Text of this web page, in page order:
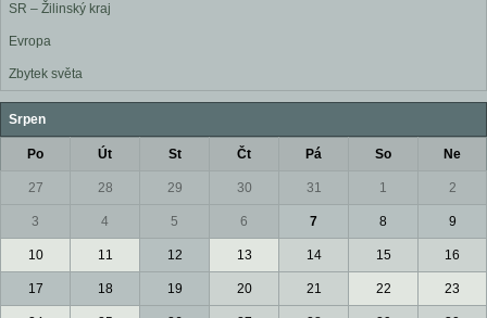
SR – Žilinský kraj
Evropa
Zbytek světa
Srpen
Po Út St Čt Pá So Ne
27 28 29 30 31 1 2
3 4 5 6 7 8 9
10 11 12 13 14 15 16
17 18 19 20 21 22 23